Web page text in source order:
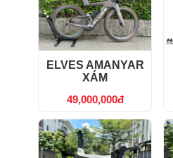
ELVES AMANYAR
XÁM
49,000,000đ